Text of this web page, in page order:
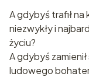
A gdybyś trafił na
niezwykły i
życiu?
A gdybyś
ludowego